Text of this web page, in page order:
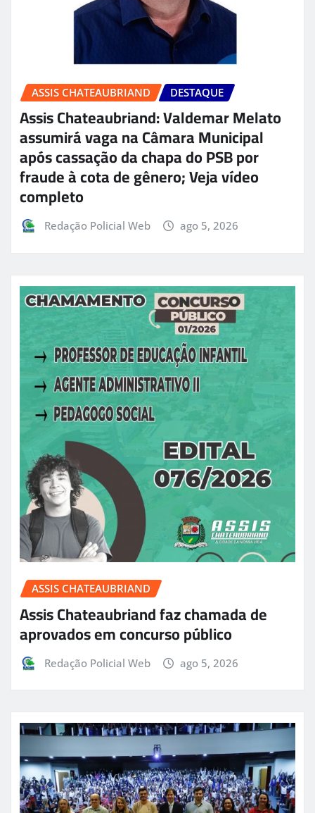
ASSIS CHATEAUBRIAND DESTAQUE
Assis Chateaubriand: Valdemar Melato
assumirá vaga na Câmara Municipal
após cassação da chapa do PSB por
fraude à cota de gênero; Veja vídeo
completo
Redação Policial Web ago 5, 2026
ASSIS CHATEAUBRIAND
Assis Chateaubriand faz chamada de
aprovados em concurso público
Redação Policial Web ago 5, 2026